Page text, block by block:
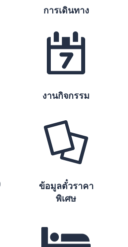
การเดินทาง
งานกิจกรรม
ข้อมูลตั๋วราคา
พิเศษ